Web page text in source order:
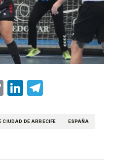
CopyLinkedIn
DE ARRECIFE ESPAÑA